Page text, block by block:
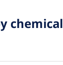
chemical